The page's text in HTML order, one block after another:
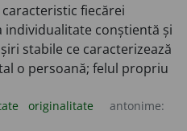
fiecărei
individualitate conștientă și
stabile ce caracterizează
o persoană; felul propriu
originalitate
antonime: